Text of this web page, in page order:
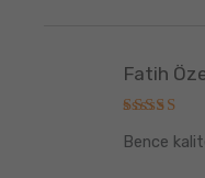
Fatih
Bence